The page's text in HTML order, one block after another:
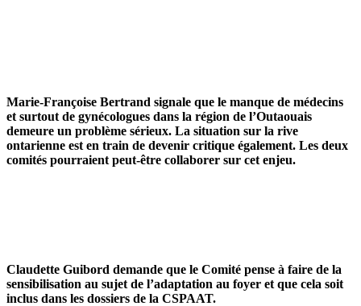
Marie-Françoise Bertrand signale que le manque de médecins
et surtout de gynécologues dans la région de l’Outaouais
demeure un problème sérieux. La situation sur la rive
ontarienne est en train de devenir critique également. Les deux
comités pourraient peut-être collaborer sur cet enjeu.
Claudette Guibord demande que le Comité pense à faire de la
sensibilisation au sujet de l’adaptation au foyer et que cela soit
inclus dans les dossiers de la CSPAAT.